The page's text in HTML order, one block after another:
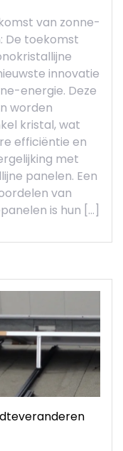
van zonne-
De toekomst
innovatie
energie. Deze
worden
kristal, wat
efficiëntie en
met
panelen. Een
van
is hun […]